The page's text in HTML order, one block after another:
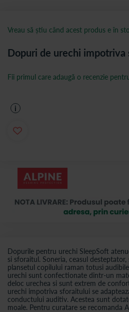
Dopurile pentru urechi SleepSoft
si sforaitul. Soneria, ceasul
plansetul copilului raman totusi
urechi sunt confectionate dintr-un
deloc urechea si sunt extrem de
urechi impotriva sforaitului se
conductului auditiv. Acestea sunt
moale. Pentru curatare se recomanda
Dopuri de urechi
Fii primul care adaugă o recenzie
i
Vreau să știu când acest produs e în